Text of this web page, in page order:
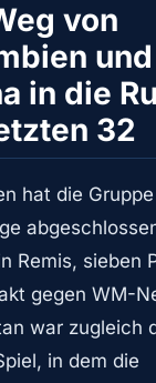
von
und
in die
32
hat die
Remis, sieben
gegen WM-
war zugleich
in dem die